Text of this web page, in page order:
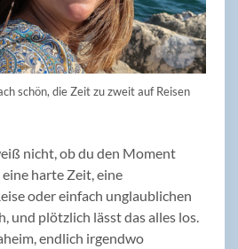
schön, die Zeit zu zweit auf Reisen
nicht, ob du den Moment
harte Zeit, eine
oder einfach unglaublichen
und plötzlich lässt das alles los.
endlich irgendwo